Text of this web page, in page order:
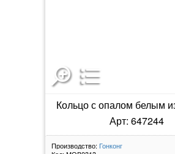
Кольцо с опалом белым
Арт: 647244
Производство: Гонконг